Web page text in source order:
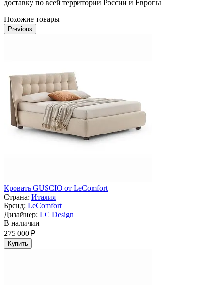
доставку по всей территории России и Европы
Похожие товары
Previous
Кровать GUSCIO от LeComfort
Страна: Италия
Бренд: LeComfort
Дизайнер: LC Design
В наличии
275 000 ₽
Купить